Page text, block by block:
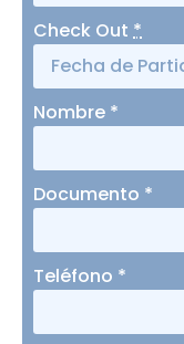
Check Out *
Nombre *
Documento *
Teléfono *